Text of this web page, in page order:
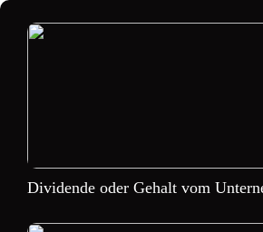
Dividende oder Gehalt vom